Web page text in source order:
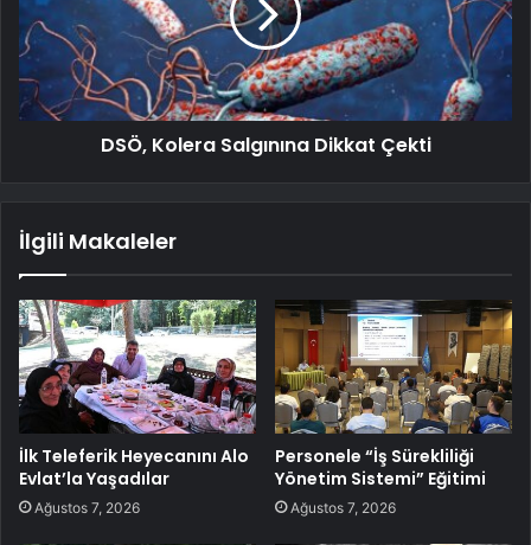
DSÖ, Kolera Salgınına Dikkat Çekti
İlgili Makaleler
İlk Teleferik Heyecanını Alo
Evlat’la Yaşadılar
Ağustos 7, 2026
Personele “İş Sürekliliği
Yönetim Sistemi” Eğitimi
Ağustos 7, 2026